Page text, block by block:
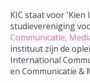
KIC staat voor 'Kien
studievereniging
Communicatie,
instituut zijn de
International
en Communicatie &